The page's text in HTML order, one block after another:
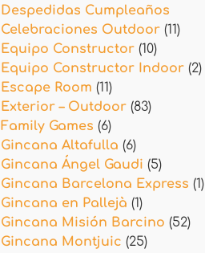
Despedidas Cumpleaños
Celebraciones Outdoor (11)
Equipo Constructor (10)
Equipo Constructor Indoor (2)
Escape Room (11)
Exterior – Outdoor (83)
Family Games (6)
Gincana Altafulla (6)
Gincana Ángel Gaudi (5)
Gincana Barcelona Express (1)
Gincana en Pallejà (1)
Gincana Misión Barcino (52)
Gincana Montjuic (25)